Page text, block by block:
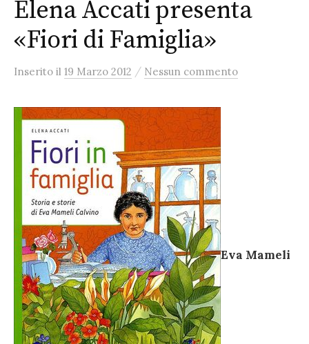
Elena Accati presenta
«Fiori di Famiglia»
Inserito il 19 Marzo 2012 / Nessun commento
Eva Mameli